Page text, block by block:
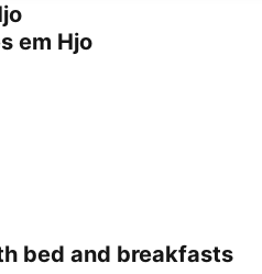
em Hjo
bed and breakfasts